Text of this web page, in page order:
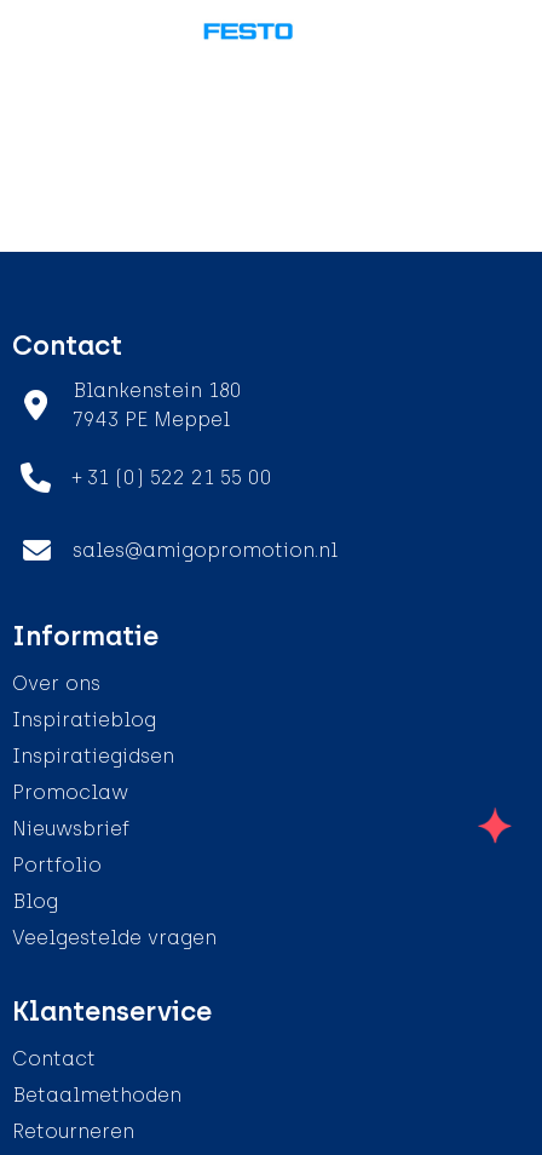
Contact
Blankenstein 180
7943 PE Meppel
+ 31 (0) 522 21 55 00
sales@amigopromotion.nl
Informatie
Over ons
Inspiratieblog
Inspiratiegidsen
Promoclaw
Nieuwsbrief
Portfolio
Blog
Veelgestelde vragen
Klantenservice
Contact
Betaalmethoden
Retourneren